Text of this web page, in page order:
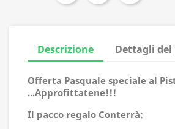
Descrizione Dettagli
Offerta Pasquale speciale al
...Approfittatene!!!
Il pacco regalo Conterrà: